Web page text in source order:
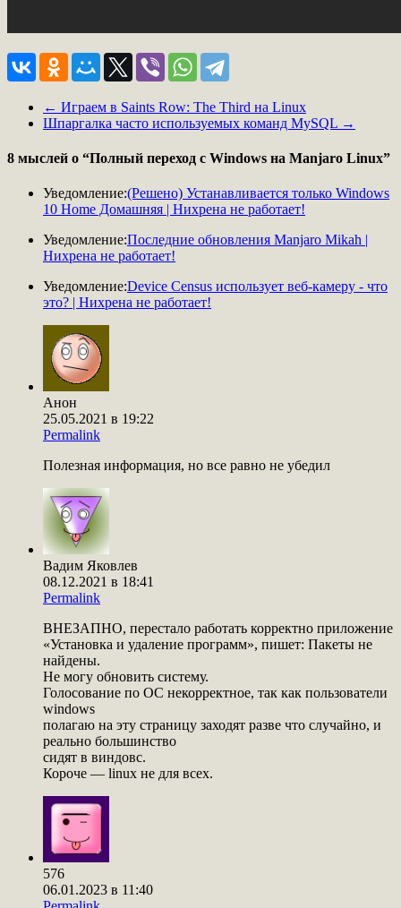
← Играем в Saints Row: The Third на Linux
Шпаргалка часто используемых команд MySQL →
8 мыслей о “Полный переход с Windows на Manjaro Linux”
Уведомление:(Решено) Устанавливается только Windows
10 Home Домашняя | Нихрена не работает!
Уведомление:Последние обновления Manjaro Mikah |
Нихрена не работает!
Уведомление:Device Census использует веб-камеру - что
это? | Нихрена не работает!
Анон
25.05.2021 в 19:22
Permalink
Полезная информация, но все равно не убедил
Вадим Яковлев
08.12.2021 в 18:41
Permalink
ВНЕЗАПНО, перестало работать корректно приложение
«Установка и удаление программ», пишет: Пакеты не
найдены.
Не могу обновить систему.
Голосование по ОС некорректное, так как пользователи
windows
полагаю на эту страницу заходят разве что случайно, и
реально большинство
сидят в виндовс.
Короче — linux не для всех.
576
06.01.2023 в 11:40